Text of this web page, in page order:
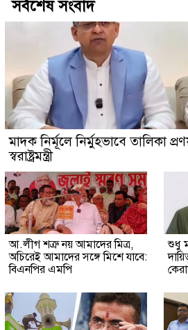
সর্বশেষ সংবাদ
মাদক নির্মূলে নির্মুহভাবে তালিকা
স্বরাষ্ট্রমন্ত্রী
আ.লীগ শত্রু নয় আমাদের মিত্র,
অচিরেই আমাদের সঙ্গে মিশে যাবে:
বিএনপির এমপি
শুধু